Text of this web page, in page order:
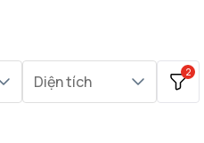
Diện tích
2